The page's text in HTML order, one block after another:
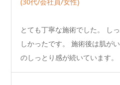
とても丁寧な施術でした。 し
しかったです。 施術後は肌が
のしっとり感が続いています。